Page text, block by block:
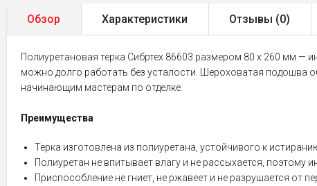
Обзор Характеристики Отзывы (0)
Полиуретановая терка Сибртех 86603 размером 80 х 260 мм —
можно долго работать без усталости. Шероховатая подошва
начинающим мастерам по отделке.
Преимущества
Терка изготовлена из полиуретана, устойчивого к
Полиуретан не впитывает влагу и не рассыхается, поэтому
Приспособление не гниет, не ржавеет и не разрушается от